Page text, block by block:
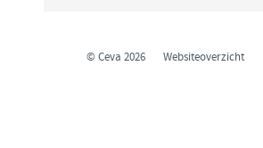
© Ceva 2026 Websiteoverzicht